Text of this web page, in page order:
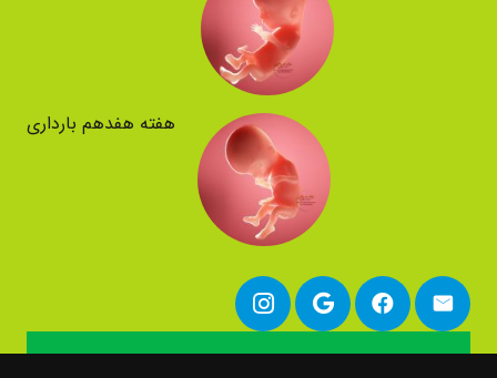
هفته هفدهم بارداری